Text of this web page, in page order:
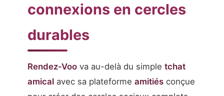
connexions en cercles
durables
Rendez-Voo va au-delà du simple tchat
amical avec sa plateforme amitiés conçue